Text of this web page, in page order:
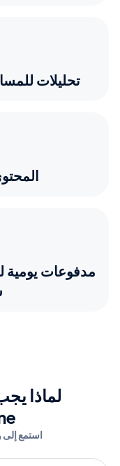
تحليلات
مدفوعات يومية
لماذا
استمع إلى